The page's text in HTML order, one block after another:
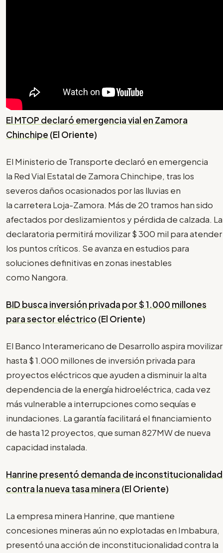
El MTOP declaró emergencia vial en Zamora
Chinchipe (El Oriente)
El Ministerio de Transporte declaró en emergencia
la Red Vial Estatal de Zamora Chinchipe, tras los
severos daños ocasionados por las lluvias en
la carretera Loja-Zamora. Más de 20 tramos han sido
afectados por deslizamientos y pérdida de calzada. La
declaratoria permitirá movilizar $ 300 mil para atender
los puntos críticos. Se avanza en estudios para
soluciones definitivas en zonas inestables
como Nangora.
BID busca inversión privada por $ 1.000 millones
para sector eléctrico (El Oriente)
El Banco Interamericano de Desarrollo aspira movilizar
hasta $ 1.000 millones de inversión privada para
proyectos eléctricos que ayuden a disminuir la alta
dependencia de la energía hidroeléctrica, cada vez
más vulnerable a interrupciones como sequías e
inundaciones. La garantía facilitará el financiamiento
de hasta 12 proyectos, que suman 827MW de nueva
capacidad instalada.
Hanrine presentó demanda de inconstitucionalidad
contra la nueva tasa minera (El Oriente)
La empresa minera Hanrine, que mantiene
concesiones mineras aún no explotadas en Imbabura,
presentó una acción de inconstitucionalidad contra la